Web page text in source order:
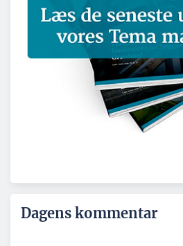
Dagens kommentar